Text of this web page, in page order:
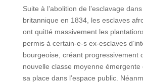
Suite à l’abolition de l’esclavage dans
britannique en 1834, les esclaves
ont quitté massivement les
permis à certain-e-s ex-esclaves
bourgeoise, créant progressivement
nouvelle classe moyenne
sa place dans l’espace public.